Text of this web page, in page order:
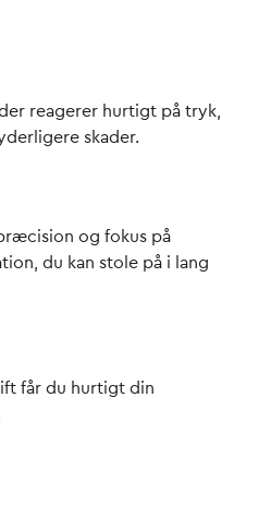
reagerer hurtigt på tryk,
skader.
og fokus på
du kan stole på i lang
får du hurtigt din